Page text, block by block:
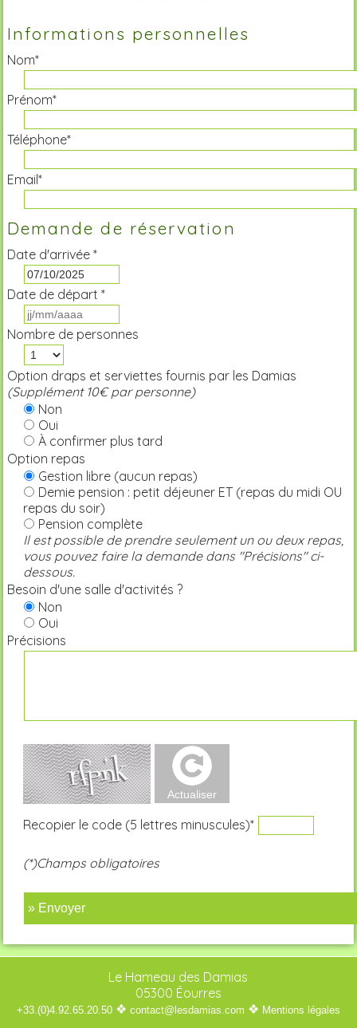
Informations personnelles
Nom*
Prénom*
Téléphone*
Email*
Demande de réservation
Date d'arrivée *
Date de départ *
Nombre de personnes
Option draps et serviettes fournis par les Damias
(Supplément 10€ par personne)
Non
Oui
À confirmer plus tard
Option repas
Gestion libre (aucun repas)
Demie pension : petit déjeuner ET (repas du midi OU
repas du soir)
Pension complète
Il est possible de prendre seulement un ou deux repas,
vous pouvez faire la demande dans "Précisions" ci-
dessous.
Besoin d'une salle d'activités ?
Non
Oui
Précisions
Recopier le code (5 lettres minuscules)*
(*)Champs obligatoires
» Envoyer
Le Hameau des Damias
05300 Éourres
+33.(0)4.92.65.20.50 ❖ contact@lesdamias.com ❖ Mentions légales